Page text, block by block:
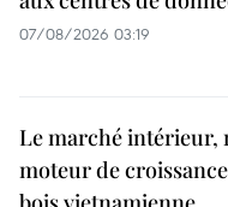
07/08/2026 03:19
Le marché intérieur,
moteur de